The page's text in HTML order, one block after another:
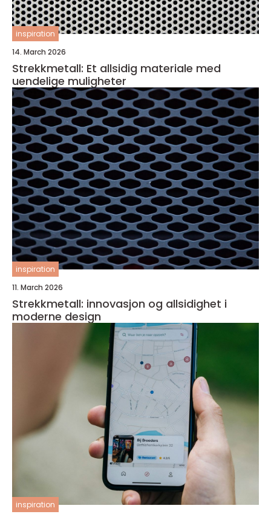
inspiration
14. March 2026
Strekkmetall: Et allsidig materiale med
uendelige muligheter
inspiration
11. March 2026
Strekkmetall: innovasjon og allsidighet i
moderne design
inspiration